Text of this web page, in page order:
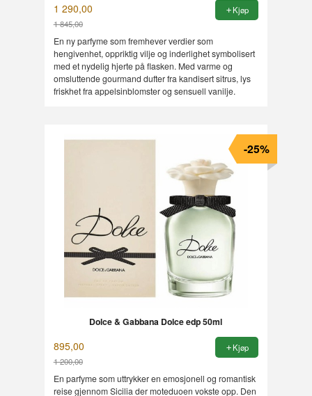
1 290,00
1 845,00
Rabatt
Kjøp
En ny parfyme som fremhever verdier som
hengivenhet, oppriktig vilje og inderlighet symbolisert
med et nydelig hjerte på flasken. Med varme og
omsluttende gourmand dufter fra kandisert sitrus, lys
friskhet fra appelsinblomster og sensuell vanilje.
Dolce & Gabbana Dolce edp 50ml
895,00
1 200,00
Rabatt
-25%
Kjøp
En parfyme som uttrykker en emosjonell og romantisk
reise gjennom Sicilia der moteduoen vokste opp. Den